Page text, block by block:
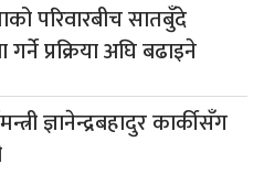
परिवारबीच सातबुँदे
प्रक्रिया अघि बढाइने
ज्ञानेन्द्रबहादुर कार्कीसँग